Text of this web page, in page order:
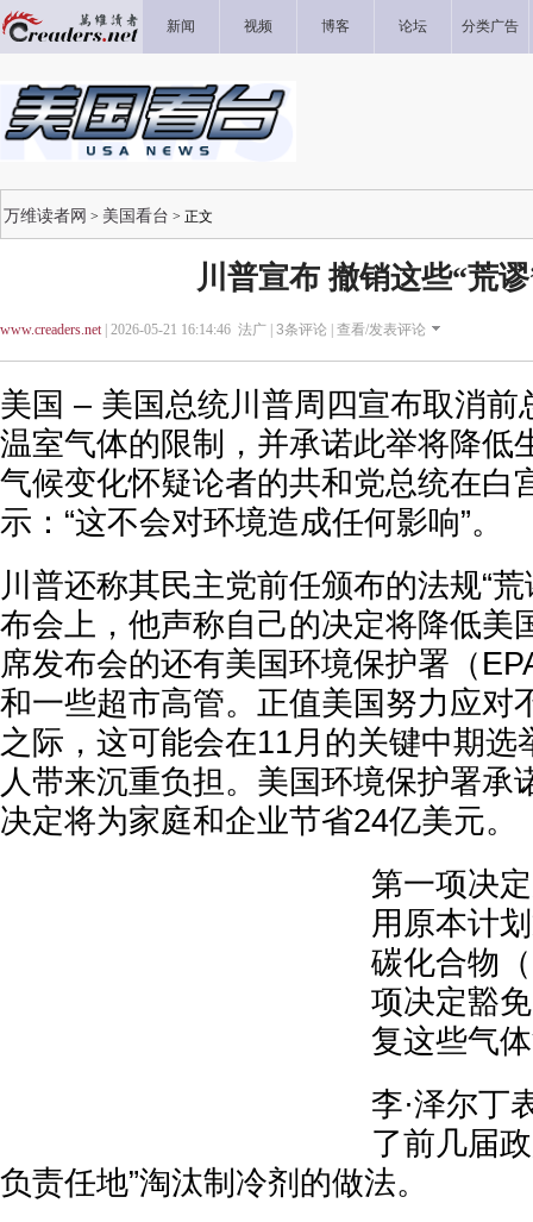
新闻 视频 博客 论坛 分类广告
万维读者网 > 美国看台 > 正文
川普宣布 撤销这些“荒
www.creaders.net| 2026-05-21 16:14:46 法广 | 3条评论 | 查看/发表评论
美国 – 美国总统川普周四宣布取消前
温室气体的限制，并承诺此举将降低
气候变化怀疑论者的共和党总统在白
示：“这不会对环境造成任何影响”。
川普还称其民主党前任颁布的法规“
布会上，他声称自己的决定将降低美
席发布会的还有美国环境保护署（
和一些超市高管。正值美国努力应对
之际，这可能会在11月的关键中期选
人带来沉重负担。美国环境保护署承
决定将为家庭和企业节省24亿美元。
第一项决
用原本计
碳化合物
项决定豁
复这些气
李·泽尔丁
了前几届
负责任地”淘汰制冷剂的做法。